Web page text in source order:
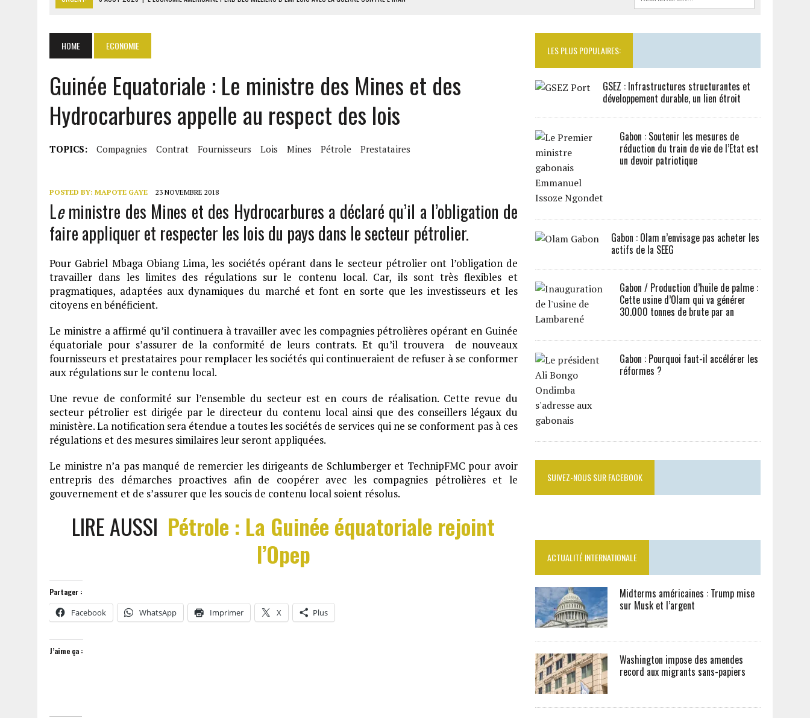
8 AOÛT 2026 | LIBAN-SUD : LE CHANTIER DE RECONSTRUCTION DES VILLAGES S’OUVRE TIMIDEMENT
8 AOÛT 2026
LE SÉNAT AMÉRICAIN ADOPTE UN PROJET DE SANCTIONS CONTRE LA RUSSIE
HOME ECONOMIE
Guinée Equatoriale : Le ministre des Mines et des
Hydrocarbures appelle au respect des lois
TOPICS: Compagnies Contrat Fournisseurs Lois Mines Pétrole Prestataires
POSTED BY: MAPOTE GAYE 23 NOVEMBRE 2018
Leministre des Mines et des Hydrocarbures a déclaré qu’il a l’obligation de
faire appliquer et respecter les lois du pays dans le secteur pétrolier.
Pour Gabriel Mbaga Obiang Lima, les sociétés opérant dans le secteur pétrolier ont l’obligation de
travailler dans les limites des régulations sur le contenu local. Car, ils sont très flexibles et
pragmatiques, adaptées aux dynamiques du marché et font en sorte que les investisseurs et les
citoyens en bénéficient.
Le ministre a affirmé qu’il continuera à travailler avec les compagnies pétrolières opérant en Guinée
équatoriale pour s’assurer de la conformité de leurs contrats. Et qu’il trouvera de nouveaux
fournisseurs et prestataires pour remplacer les sociétés qui continueraient de refuser à se conformer
aux régulations sur le contenu local.
Une revue de conformité sur l’ensemble du secteur est en cours de réalisation. Cette revue du
secteur pétrolier est dirigée par le directeur du contenu local ainsi que des conseillers légaux du
ministère. La notification sera étendue a toutes les sociétés de services qui ne se conforment pas à ces
régulations et des mesures similaires leur seront appliquées.
Le ministre n’a pas manqué de remercier les dirigeants de Schlumberger et TechnipFMC pour avoir
entrepris des démarches proactives afin de coopérer avec les compagnies pétrolières et le
gouvernement et de s’assurer que les soucis de contenu local soient résolus.
LIRE AUSSI Pétrole : La Guinée équatoriale rejoint
l’Opep
Partager :
Facebook WhatsApp Imprimer X Plus
J’aime ça :
LES PLUS POPULAIRES:
GSEZ : Infrastructures structurantes et
développement durable, un lien étroit
Gabon : Soutenir les mesures de
réduction du train de vie de l’Etat est
un devoir patriotique
Gabon : Olam n’envisage pas acheter les
actifs de la SEEG
Gabon / Production d’huile de palme :
Cette usine d’Olam qui va générer
30.000 tonnes de brute par an
Gabon : Pourquoi faut-il accélérer les
réformes ?
SUIVEZ-NOUS SUR FACEBOOK
ACTUALITÉ INTERNATIONALE
Midterms américaines : Trump mise
sur Musk et l’argent
Washington impose des amendes
record aux migrants sans-papiers